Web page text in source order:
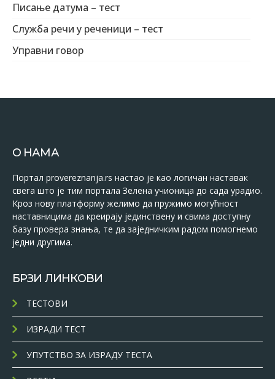
Писање датума – тест
Служба речи у реченици – тест
Управни говор
О НАМА
Портал provereznanja.rs настао је као логичан наставак
свега што је тим портала Зелена учионица до сада урадио.
Кроз нову платформу желимо да пружимо могућност
наставницима да креирају јединствену и свима доступну
базу провера знања, те да заједничким радом помогнемо
једни другима.
БРЗИ ЛИНКОВИ
ТЕСТОВИ
ИЗРАДИ ТЕСТ
УПУТСТВО ЗА ИЗРАДУ ТЕСТА